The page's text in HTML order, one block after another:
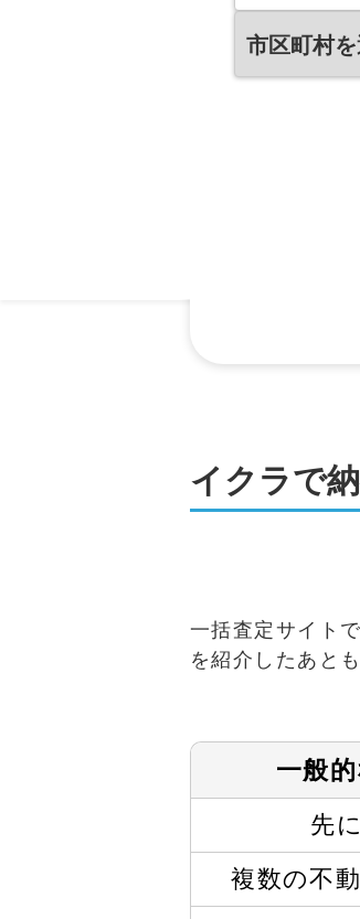
市区町村
イクラで
一括査定サイト
を紹介したあと
一般
先
複数の不